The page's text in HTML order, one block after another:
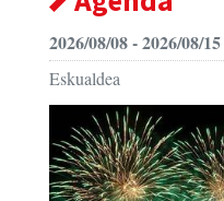
2026/08/08 - 2026/08/15
Eskualdea